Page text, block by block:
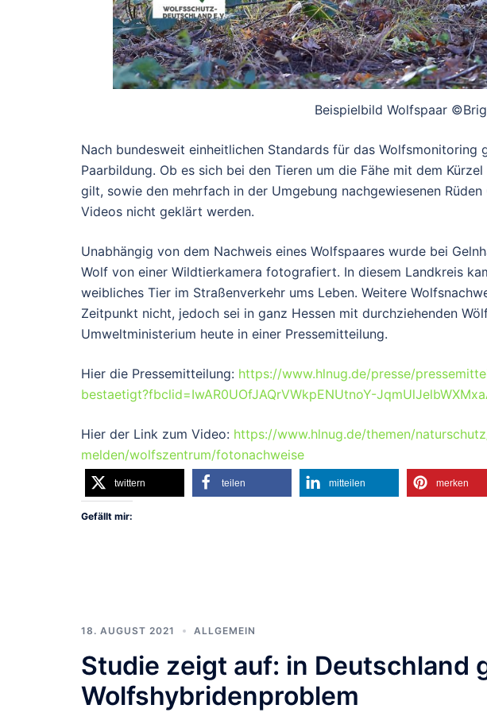
Beispielbild Wolfspaar
Nach bundesweit einheitlichen Standards für das Wolfsmonitoring
Paarbildung. Ob es sich bei den Tieren um die Fähe mit dem
gilt, sowie den mehrfach in der Umgebung nachgewiesenen
Videos nicht geklärt werden.
Unabhängig von dem Nachweis eines Wolfspaares wurde bei
Wolf von einer Wildtierkamera fotografiert. In diesem Landkreis
weibliches Tier im Straßenverkehr ums Leben. Weitere
Zeitpunkt nicht, jedoch sei in ganz Hessen mit durchziehenden
Umweltministerium heute in einer Pressemitteilung.
Hier die Pressemitteilung: https://www.hlnug.de/presse/
bestaetigt?fbclid=IwAR0UOfJAQrVWkpENUtnoY-
Hier der Link zum Video: https://www.hlnug.de/themen/
melden/wolfszentrum/fotonachweise
twittern teilen mitteilen merken
Gefällt mir:
18. AUGUST 2021 ALLGEMEIN
Studie zeigt auf: in Deutschland
Wolfshybridenproblem